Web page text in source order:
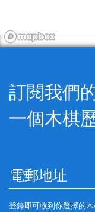
訂閱我們
一個木棋
登錄即可收到你選擇的